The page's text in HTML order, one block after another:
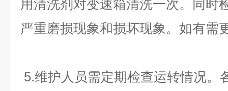
用清洗剂对变速箱清洗一次。同时
严重磨损现象和损坏现象。如有
5.维护人员需定期检查运转情况。